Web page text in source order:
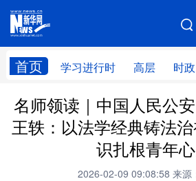
首页 学习进行时 高层 时政
网站地图
学习进行时 高层 时
国际 财经 网
思客智库 全球
名师领读｜中国人民公
王轶：以法学经典铸法
识扎根青年
2026-02-09 09:08:58 来源